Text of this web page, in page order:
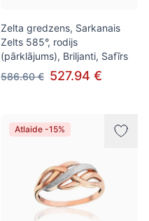
Zelta gredzens, Sarkanais
Zelts 585°, rodijs
(pārklājums), Briljanti, Safīrs
586.60 € 527.94 €
Atlaide -15%